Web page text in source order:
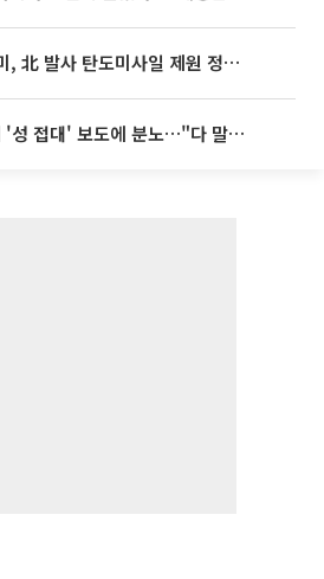
발사 탄도미사일 제원 정밀분석 중"
박문성, 축구협회 '성 접대' 보도에 분노…"다 말아먹으려고 작정했나"